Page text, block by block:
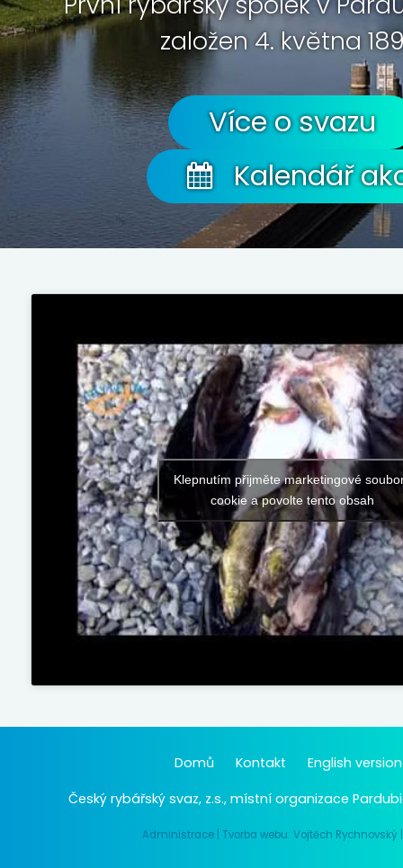
založen 4. května
Více o svazu
Kalendář
Klepnutím přijměte marketingové
cookie a povolte tento obsah
Domů Kontakt
English version
Český rybářský svaz, z.s., místní organizace
Administrace Tvorba webu: Vojtěch